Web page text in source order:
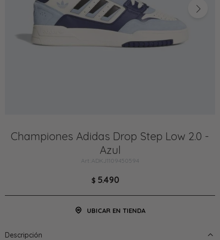
Championes Adidas Drop Step Low 2.0 -
Azul
ADKJ1109450594
$ 5.490
UBICAR EN TIENDA
Descripción